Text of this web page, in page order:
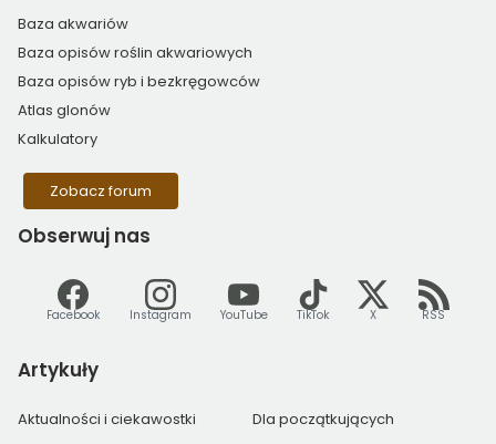
Baza akwariów
Baza opisów roślin akwariowych
Baza opisów ryb i bezkręgowców
Atlas glonów
Kalkulatory
Zobacz forum
Obserwuj nas
Facebook Instagram YouTube TikTok X RSS
Artykuły
Aktualności i ciekawostki Dla początkujących